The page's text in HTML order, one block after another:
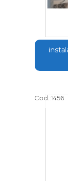
Cod.:1456